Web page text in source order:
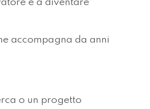
e a diventare
accompagna da anni
o un progetto